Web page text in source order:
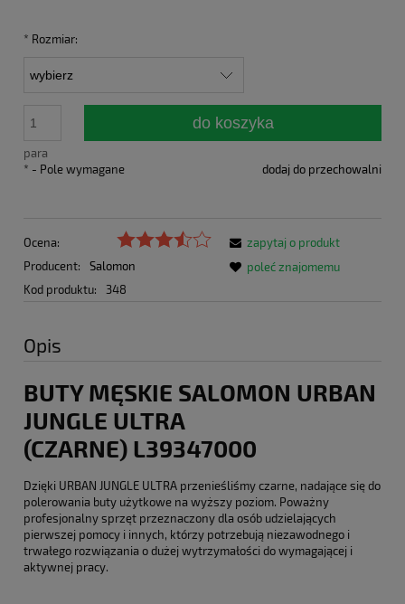
* Rozmiar:
para
do koszyka
dodaj do przechowalni
* - Pole wymagane
Ocena:
Producent:
Salomon
Kod produktu:
348
zapytaj o produkt
poleć znajomemu
Opis
BUTY MĘSKIE SALOMON URBAN
JUNGLE ULTRA
(CZARNE) L39347000
Dzięki URBAN JUNGLE ULTRA przenieśliśmy czarne, nadające się do
polerowania buty użytkowe na wyższy poziom. Poważny
profesjonalny sprzęt przeznaczony dla osób udzielających
pierwszej pomocy i innych, którzy potrzebują niezawodnego i
trwałego rozwiązania o dużej wytrzymałości do wymagającej i
aktywnej pracy.